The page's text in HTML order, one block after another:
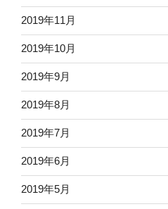
2019年11月
2019年10月
2019年9月
2019年8月
2019年7月
2019年6月
2019年5月